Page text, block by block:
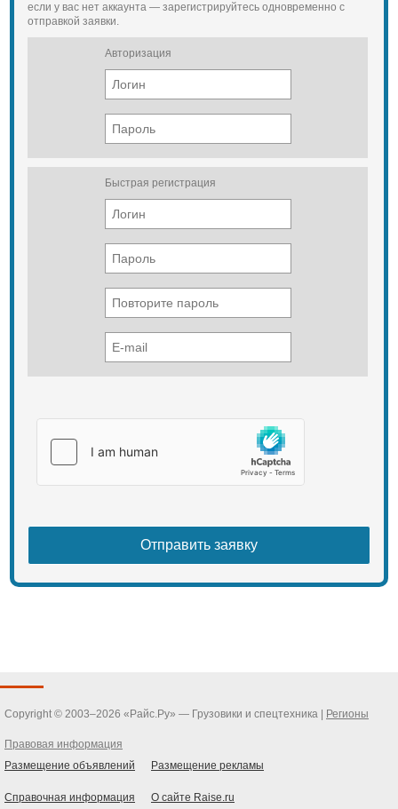
если у вас нет аккаунта — зарегистрируйтесь одновременно с
отправкой заявки.
Авторизация
Быстрая регистрация
Copyright © 2003–2026 «Райс.Ру» — Грузовики и спецтехника | Регионы
Правовая информация
Размещение объявлений
Размещение рекламы
Справочная информация О сайте Raise.ru